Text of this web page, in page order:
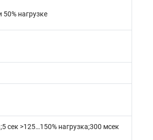
50% нагрузке
сек >125…150% нагрузка;300 мсек